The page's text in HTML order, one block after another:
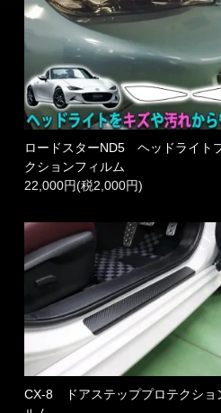
ロードスターND5 ヘッドライト
クションフィルム
22,000円(税2,000円)
CX-8 ドアステッププロテクショ